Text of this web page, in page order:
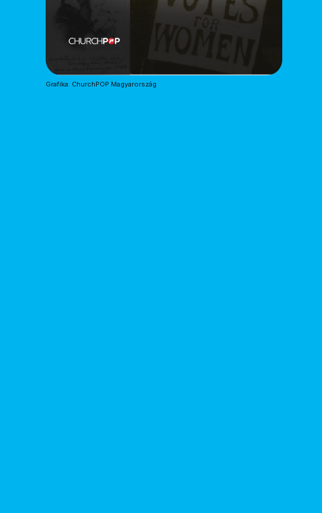
Grafika: ChurchPOP Magyarország